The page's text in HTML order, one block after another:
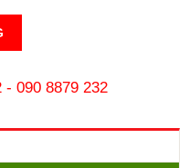
- 090 8879 232